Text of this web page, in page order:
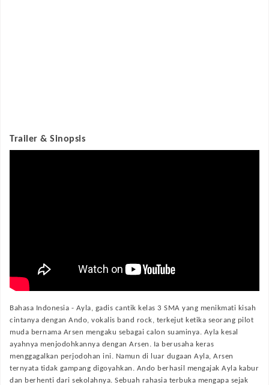
Trailer & Sinopsis
Bahasa Indonesia - Ayla, gadis cantik kelas 3 SMA yang menikmati kisah
cintanya dengan Ando, vokalis band rock, terkejut ketika seorang pilot
muda bernama Arsen mengaku sebagai calon suaminya. Ayla kesal
ayahnya menjodohkannya dengan Arsen. Ia berusaha keras
menggagalkan perjodohan ini. Namun di luar dugaan Ayla, Arsen
ternyata tidak gampang digoyahkan. Ando berhasil mengajak Ayla kabur
dan berhenti dari sekolahnya. Sebuah rahasia terbuka mengapa sejak